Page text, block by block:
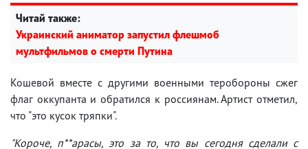
Читай также:
Украинский аниматор запустил флешмоб
мультфильмов о смерти Путина
Кошевой вместе с другими военными теробороны сжег
флаг оккупанта и обратился к россиянам. Артист отметил,
что "это кусок тряпки".
"Короче, п**арасы, это за то, что вы сегодня сделали с